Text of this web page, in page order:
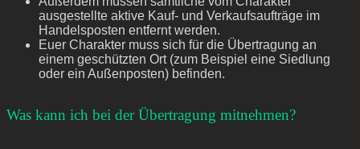
ausgestellte aktive Kauf- und Verkaufsaufträge im
Handelsposten entfernt werden.
Euer Charakter muss sich für die Übertragung an
einem geschützten Ort (zum Beispiel eine Siedlung
oder ein Außenposten) befinden.
Was kann ich bei der Übertragung mitnehmen?